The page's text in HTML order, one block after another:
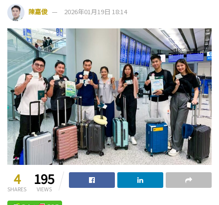
陳嘉俊 2026年01月19日 18:14
4
SHARES
195
VIEWS